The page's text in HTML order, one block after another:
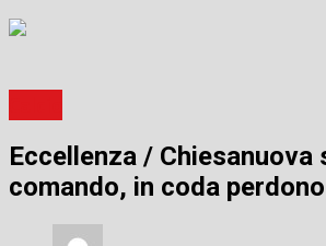
Eccellenza / Chiesanuova
comando, in coda